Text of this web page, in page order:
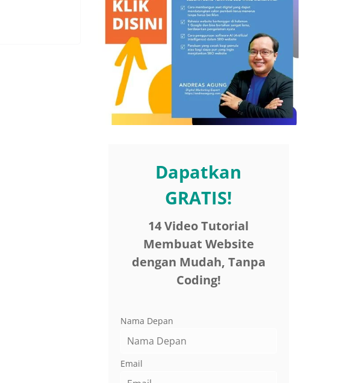
Dapatkan
GRATIS!
14 Video Tutorial
Membuat Website
dengan Mudah, Tanpa
Coding!
Nama Depan
Email